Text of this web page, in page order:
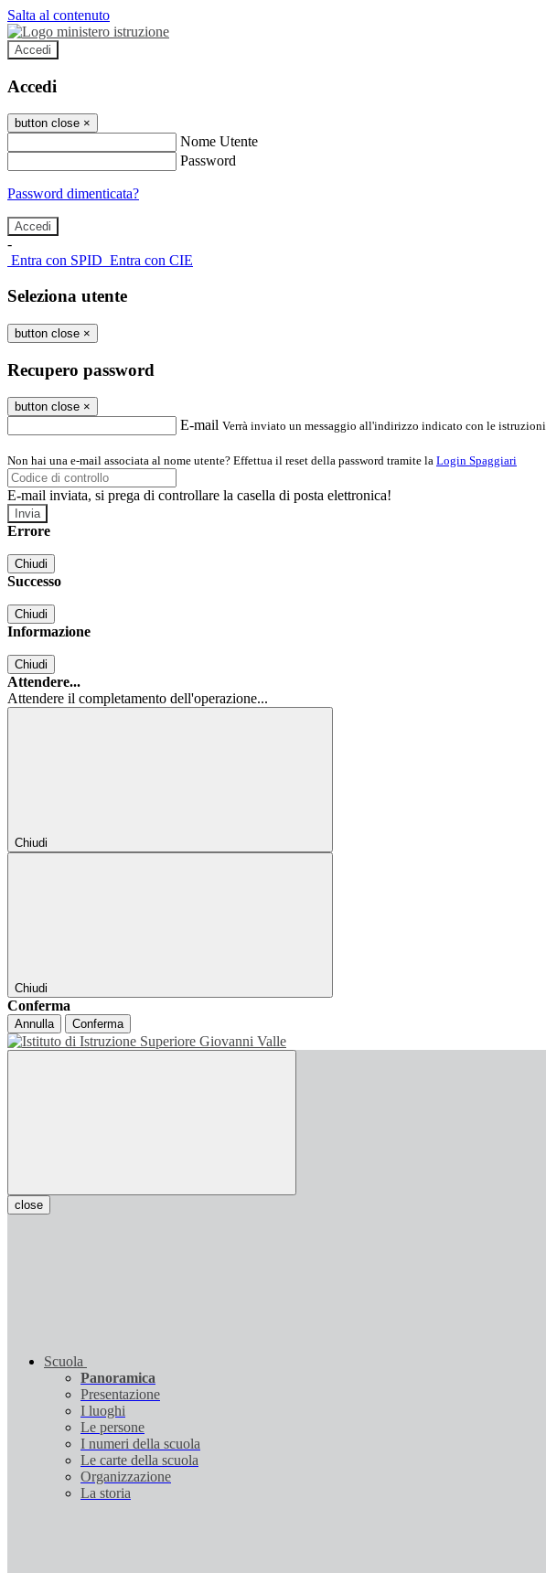
Salta al contenuto
Accedi
Accedi
button close ×
Nome Utente
Password
Password dimenticata?
-
Entra con SPID Entra con CIE
Seleziona utente
button close ×
Recupero password
button close ×
E-mail Verrà inviato un messaggio all'indirizzo indicato con le istruzioni
Non hai una e-mail associata al nome utente? Effettua il reset della password tramite la Login Spaggiari
E-mail inviata, si prega di controllare la casella di posta elettronica!
Errore
Chiudi
Successo
Chiudi
Informazione
Chiudi
Attendere...
Attendere il completamento dell'operazione...
Chiudi
Chiudi
Conferma
Annulla Conferma
close
Scuola
Panoramica
Presentazione
I luoghi
Le persone
I numeri della scuola
Le carte della scuola
Organizzazione
La storia